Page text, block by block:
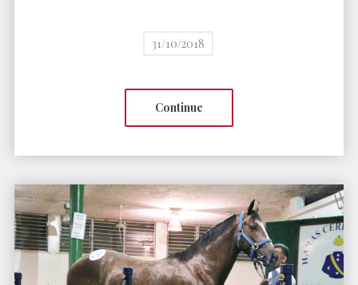
31/10/2018
Continue